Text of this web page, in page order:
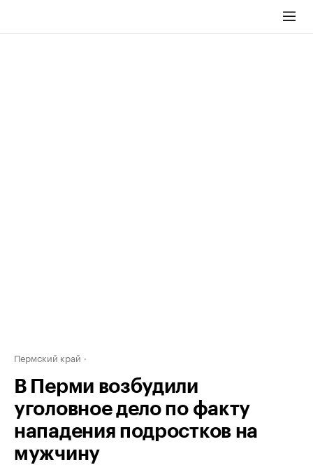
Пермский край
В Перми возбудили
уголовное дело по факту
нападения подростков на
мужчину